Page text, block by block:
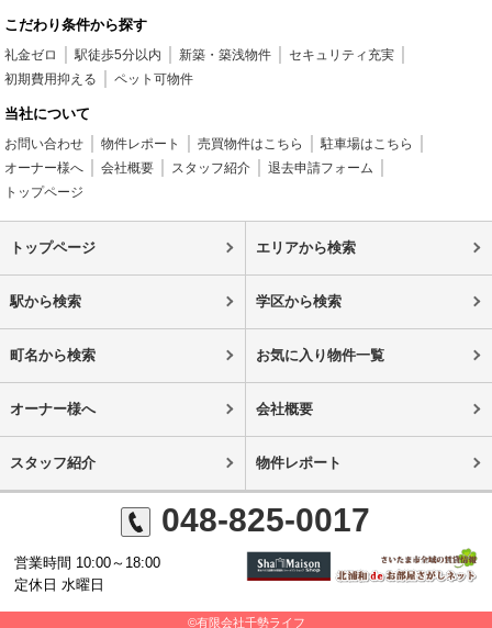
こだわり条件から探す
礼金ゼロ 駅徒歩5分以内 新築・築浅物件
セキュリティ充実
初期費用抑える
ペット可物件
当社について
お問い合わせ 物件レポート 売買物件はこちら
駐車場はこちら
オーナー様へ
会社概要 スタッフ紹介
退去申請フォーム
トップページ
トップページ エリアから検索
駅から検索 学区から検索
町名から検索 お気に入り物件一覧
オーナー様へ 会社概要
スタッフ紹介 物件レポート
048-825-0017
営業時間 10:00～18:00
定休日 水曜日
©有限会社千勢ライフ